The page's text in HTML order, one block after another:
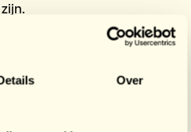
Over
is er gelegenheid voor
sfeer te functioneren in
...